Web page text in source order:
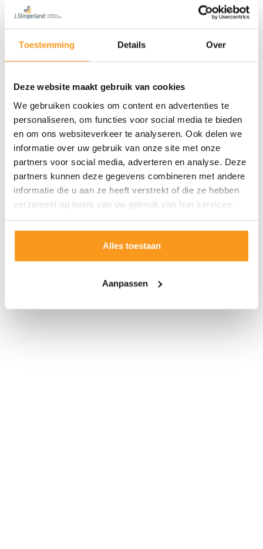
Toestemming Details Over
Deze website maakt gebruik van cookies
We gebruiken cookies om content en advertenties te
personaliseren, om functies voor social media te bieden
en om ons websiteverkeer te analyseren. Ook delen we
informatie over uw gebruik van onze site met onze
partners voor social media, adverteren en analyse. Deze
partners kunnen deze gegevens combineren met andere
informatie die u aan ze heeft verstrekt of die ze hebben
verzameld op basis van uw gebruik van hun services.
Alles toestaan
Aanpassen